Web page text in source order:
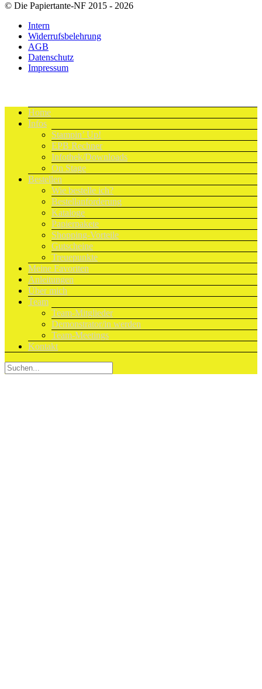
© Die Papiertante-NF 2015 - 2026
Intern
Widerrufsbelehrung
AGB
Datenschutz
Impressum
Home
Infos
Stampin’ Up!
EPB Rechner
Infothek/Downloads
On Stage
Bestellen
Wie bestelle ich?
Bestellanforderung
Kataloge
Papierpakete
Shopping-Vorteile
Gutscheine
Treuepunkte
Meine Favoriten
Anleitungen
Über mich
Team
Team-Mitglieder
Demonstrator/in werden
Team-Meetings
Kontakt